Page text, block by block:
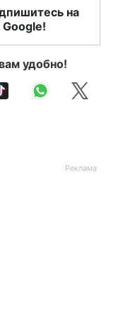
на
удобно!